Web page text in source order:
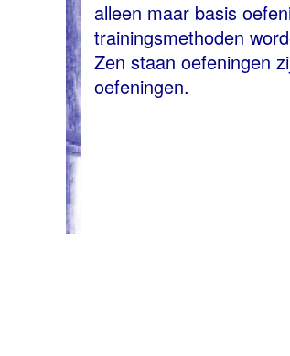
alleen maar basis
trainingsmethoden
Zen staan oefeningen
oefeningen.